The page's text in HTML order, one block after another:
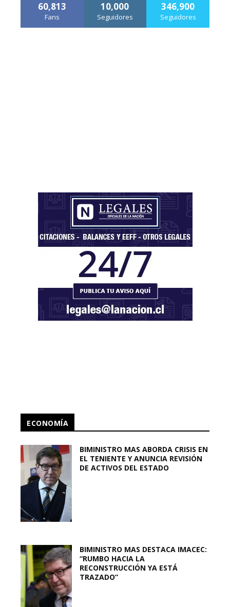
60,813
Fans
10,000
Seguidores
346,900
Seguidores
ECONOMÍA
BIMINISTRO MAS ABORDA CRISIS EN
EL TENIENTE Y ANUNCIA REVISIÓN
DE ACTIVOS DEL ESTADO
BIMINISTRO MAS DESTACA IMACEC:
“RUMBO HACIA LA
RECONSTRUCCIÓN YA ESTÁ
TRAZADO”